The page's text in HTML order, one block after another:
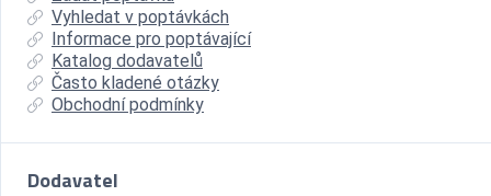
Vyhledat v poptávkách
Informace pro poptávající
Katalog dodavatelů
Často kladené otázky
Obchodní podmínky
Dodavatel